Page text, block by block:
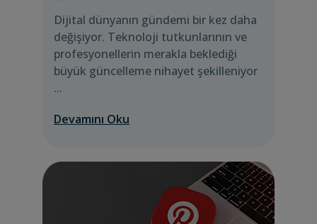
Dijital dünyanın gündemi bir kez daha
değişiyor. Teknoloji tutkunlarının ve
profesyonellerin merakla beklediği
büyük güncelleme nihayet şekilleniyor
...
Devamını Oku